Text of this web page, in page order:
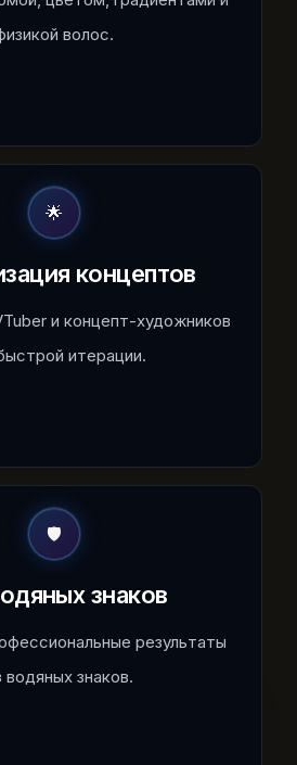
волос.
🌟
концептов
и концепт-художников
итерации.
🛡️
знаков
результаты
водяных знаков.